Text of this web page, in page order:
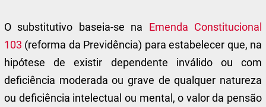
O substitutivo baseia-se na Emenda Constitucional
103 (reforma da Previdência) para estabelecer que, na
hipótese de existir dependente inválido ou com
deficiência moderada ou grave de qualquer natureza
ou deficiência intelectual ou mental, o valor da pensão